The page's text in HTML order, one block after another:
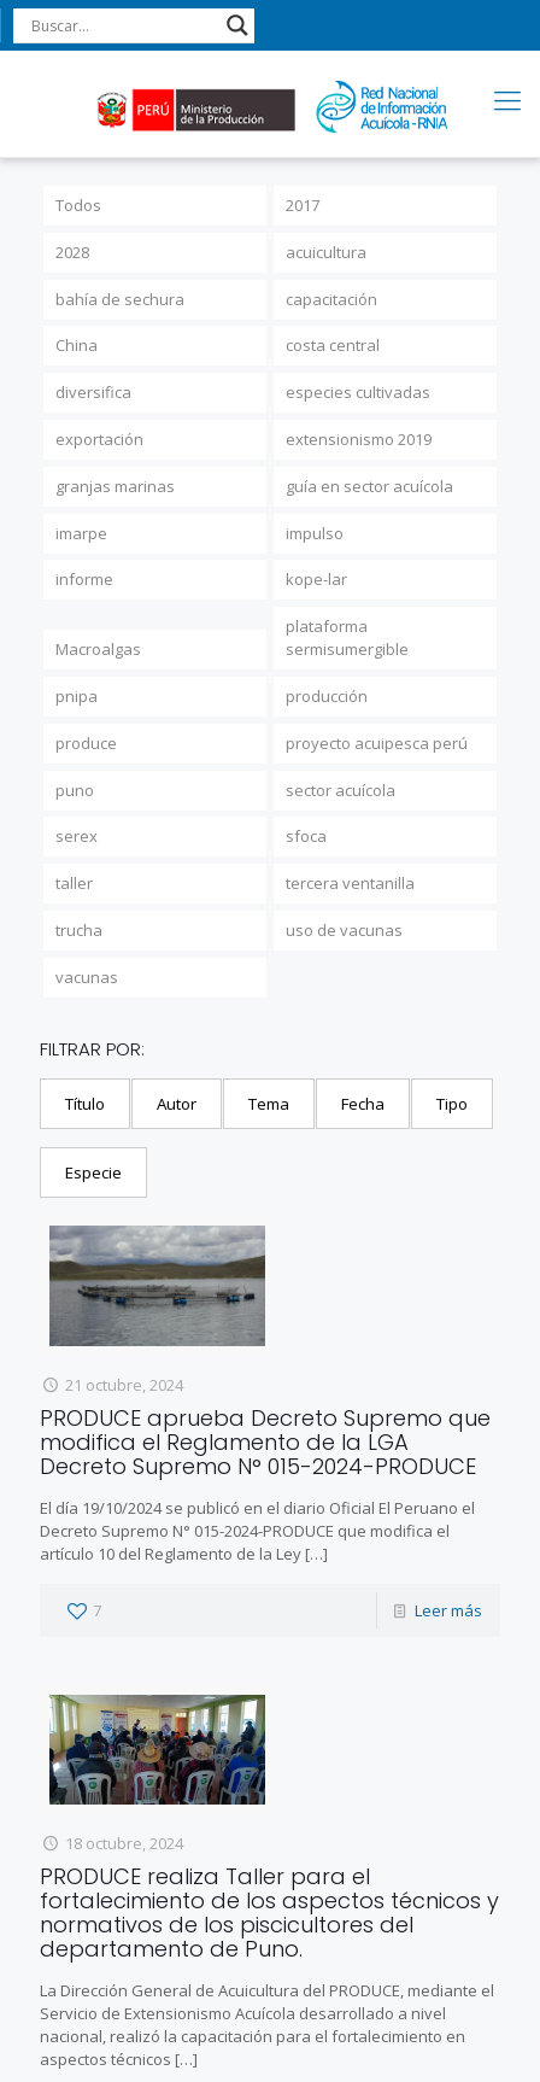
Todos 2017
2028 acuicultura
bahía de sechura capacitación
China costa central
diversifica especies cultivadas
exportación extensionismo 2019
granjas marinas guía en sector acuícola
imarpe impulso
informe kope-lar
Macroalgas
plataforma
sermisumergible
pnipa producción
produce proyecto acuipesca perú
puno sector acuícola
serex sfoca
taller tercera ventanilla
trucha uso de vacunas
vacunas
FILTRAR POR:
Título Autor Tema Fecha Tipo
Especie
21 octubre, 2024
PRODUCE aprueba Decreto Supremo que
modifica el Reglamento de la LGA
Decreto Supremo N° 015-2024-PRODUCE
El día 19/10/2024 se publicó en el diario Oficial El Peruano el
Decreto Supremo N° 015-2024-PRODUCE que modifica el
artículo 10 del Reglamento de la Ley […]
7 Leer más
18 octubre, 2024
PRODUCE realiza Taller para el
fortalecimiento de los aspectos técnicos y
normativos de los piscicultores del
departamento de Puno.
La Dirección General de Acuicultura del PRODUCE, mediante el
Servicio de Extensionismo Acuícola desarrollado a nivel
nacional, realizó la capacitación para el fortalecimiento en
aspectos técnicos […]